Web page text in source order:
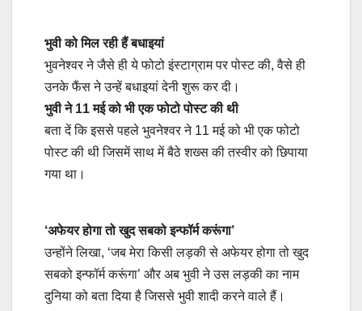
भुवी को मिल रही हैं बधाइयां
भुवनेश्वर ने जैसे ही ये फोटो इंस्टाग्राम पर पोस्ट की, वैसे ही
उनके फैंस ने उन्हें बधाइयां देनी शुरू कर दी।
भुवी ने 11 मई को भी एक फोटो पोस्ट की थी
बता दें कि इससे पहले भुवनेश्वर ने 11 मई को भी एक फोटो
पोस्ट की थी जिसमें साथ में बैठे शख्स की तस्वीर को छिपाया
गया था।
‘अफेयर होगा तो खुद सबको इन्फॉर्म करूंगा’
उन्होंने लिखा, ‘जब मेरा किसी लड़की से अफेयर होगा तो खुद
सबको इन्फॉर्म करूंगा’ और अब भुवी ने उस लड़की का नाम
दुनिया को बता दिया है जिससे भुवी शादी करने वाले हैं।